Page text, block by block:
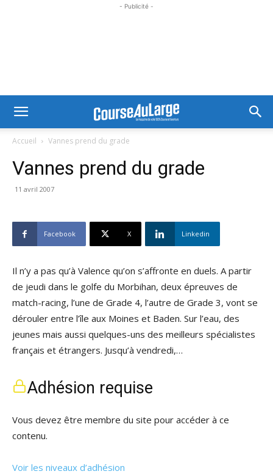
- Publicité -
Accueil Vannes prend du grade
Vannes prend du grade
11 avril 2007
Facebook X Linkedin
Il n’y a pas qu’à Valence qu’on s’affronte en duels. A partir
de jeudi dans le golfe du Morbihan, deux épreuves de
match-racing, l’une de Grade 4, l’autre de Grade 3, vont se
dérouler entre l’île aux Moines et Baden. Sur l’eau, des
jeunes mais aussi quelques-uns des meilleurs spécialistes
français et étrangers. Jusqu’à vendredi,…
Adhésion requise
Vous devez être membre du site pour accéder à ce
contenu.
Voir les niveaux d’adhésion